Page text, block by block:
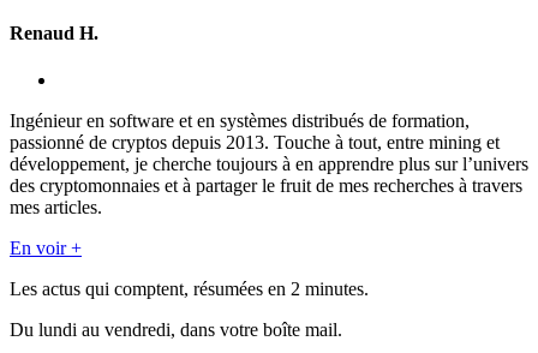
Renaud H.
Ingénieur en software et en systèmes distribués de formation,
passionné de cryptos depuis 2013. Touche à tout, entre mining et
développement, je cherche toujours à en apprendre plus sur l’univers
des cryptomonnaies et à partager le fruit de mes recherches à travers
mes articles.
En voir +
Les actus qui comptent, résumées en 2 minutes.
Du lundi au vendredi, dans votre boîte mail.